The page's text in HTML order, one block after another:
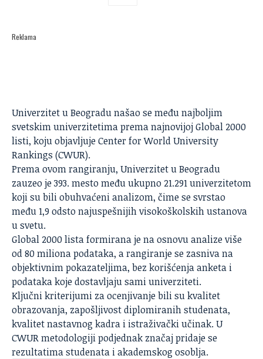
Reklama
Univerzitet u Beogradunašao se među najboljim
svetskim univerzitetima prema najnovijoj Global 2000
listi, koju objavljuje Center for World University
Rankings (CWUR).
Prema ovom rangiranju, Univerzitet u Beogradu
zauzeo je 393. mesto među ukupno 21.291 univerzitetom
koji su bili obuhvaćeni analizom, čime se svrstao
među 1,9 odsto najuspešnijih visokoškolskih ustanova
u svetu.
Global 2000 lista formirana je na osnovu analize više
od 80 miliona podataka, a rangiranje se zasniva na
objektivnim pokazateljima, bez korišćenja anketa i
podataka koje dostavljaju sami univerziteti.
Ključni kriterijumi za ocenjivanje bili su kvalitet
obrazovanja, zapošljivost diplomiranih studenata,
kvalitet nastavnog kadra i istraživački učinak. U
CWUR metodologiji podjednak značaj pridaje se
rezultatima studenata i akademskog osoblja.